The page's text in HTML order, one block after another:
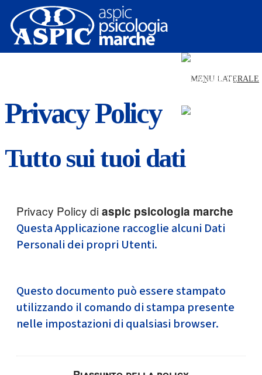
MASTER PER PSICOLOGI PSICOLOGIA SCOLASTICA (48 ECM)
PSICOLOGIA SCOLASTICA (48 ECM)
Privacy Policy
Tutto sui tuoi dati
Privacy Policy di aspic psicologia marche
Questa Applicazione raccoglie alcuni Dati
Personali dei propri Utenti.
Questo documento può essere stampato
utilizzando il comando di stampa presente
nelle impostazioni di qualsiasi browser.